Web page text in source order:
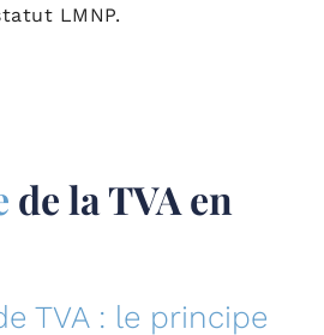
LMNP.
de la TVA en
TVA : le principe